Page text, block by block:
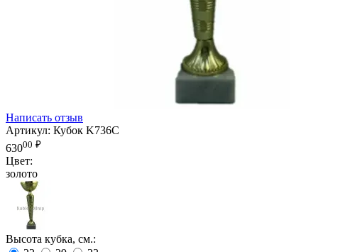
Написать отзыв
Артикул: Кубок K736C
63000 ₽
Цвет:
золото
Высота кубка, см.: